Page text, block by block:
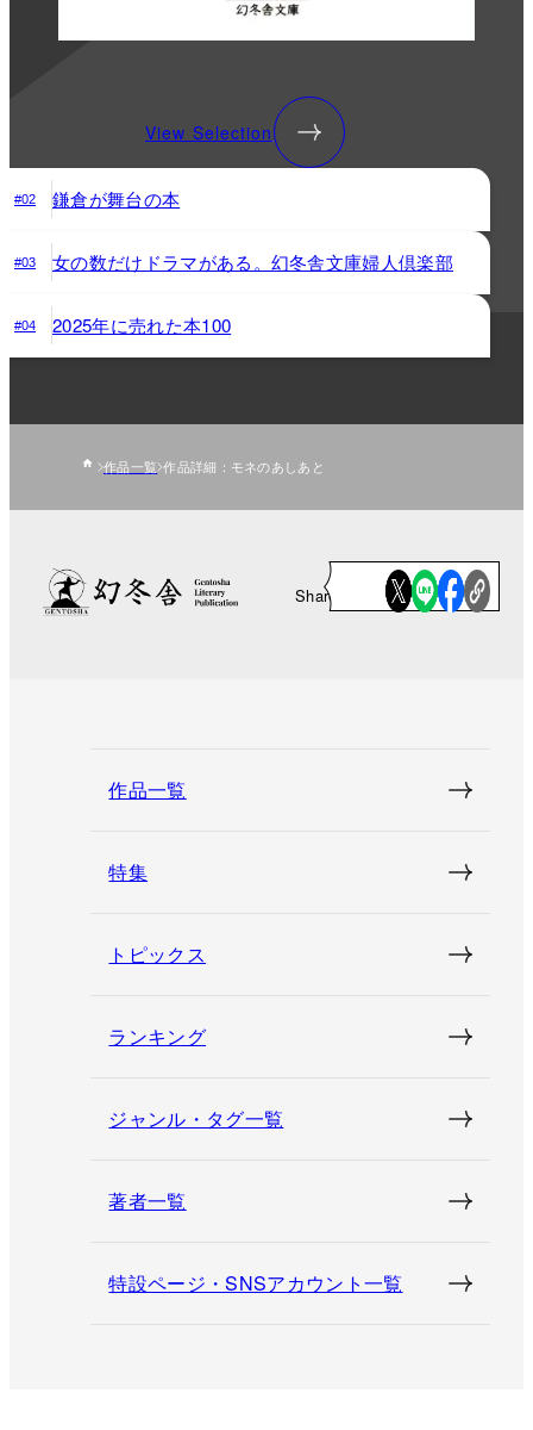
View Selection
#02 鎌倉が舞台の本
#03 女の数だけドラマがある。幻冬舎文庫婦人倶楽部
#04 2025年に売れた本100
作品一覧 作品詳細：モネのあしあと
Share
作品一覧
特集
トピックス
ランキング
ジャンル・タグ一覧
著者一覧
特設ページ・SNSアカウント一覧